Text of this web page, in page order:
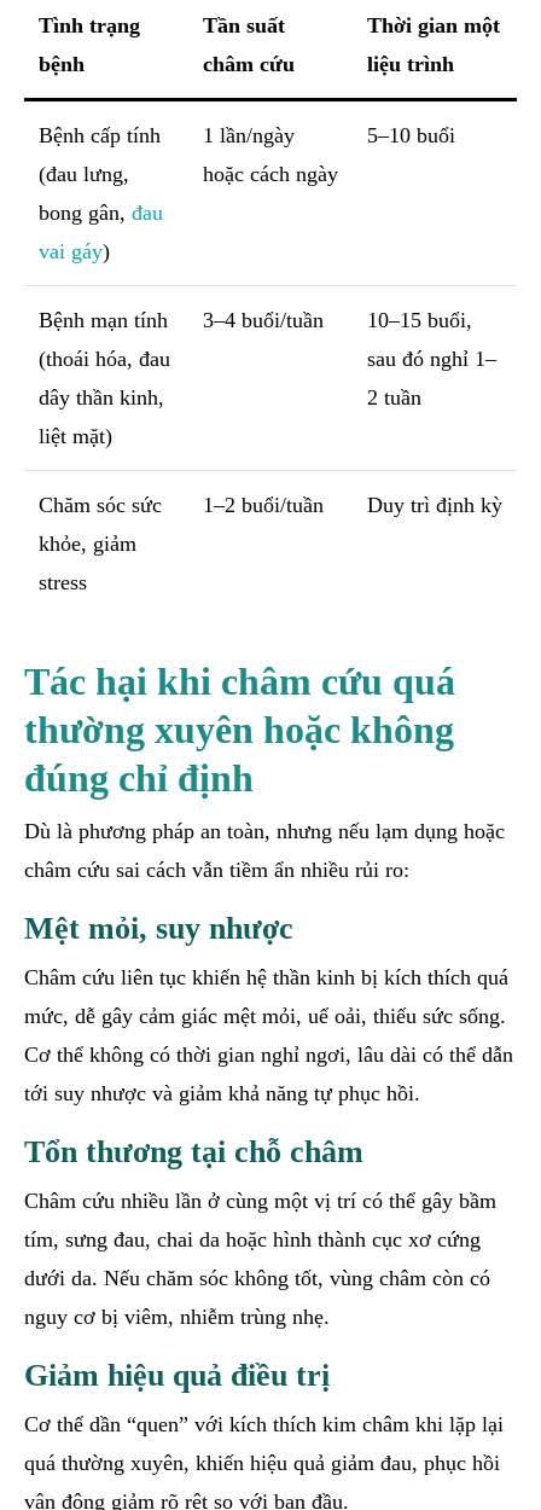
Tình trạng
bệnh
Tần suất
châm cứu
Thời gian một
liệu trình
Bệnh cấp tính
(đau lưng,
bong gân, đau
vai gáy)
1 lần/ngày
hoặc cách ngày
5–10 buổi
Bệnh mạn tính
(thoái hóa, đau
dây thần kinh,
liệt mặt)
3–4 buổi/tuần
10–15 buổi,
sau đó nghỉ 1–
2 tuần
Chăm sóc sức
khỏe, giảm
stress
1–2 buổi/tuần Duy trì định kỳ
Tác hại khi châm cứu quá
thường xuyên hoặc không
đúng chỉ định
Dù là phương pháp an toàn, nhưng nếu lạm dụng hoặc
châm cứu sai cách vẫn tiềm ẩn nhiều rủi ro:
Mệt mỏi, suy nhược
Châm cứu liên tục khiến hệ thần kinh bị kích thích quá
mức, dễ gây cảm giác mệt mỏi, uể oải, thiếu sức sống.
Cơ thể không có thời gian nghỉ ngơi, lâu dài có thể dẫn
tới suy nhược và giảm khả năng tự phục hồi.
Tổn thương tại chỗ châm
Châm cứu nhiều lần ở cùng một vị trí có thể gây bầm
tím, sưng đau, chai da hoặc hình thành cục xơ cứng
dưới da. Nếu chăm sóc không tốt, vùng châm còn có
nguy cơ bị viêm, nhiễm trùng nhẹ.
Giảm hiệu quả điều trị
Cơ thể dần “quen” với kích thích kim châm khi lặp lại
quá thường xuyên, khiến hiệu quả giảm đau, phục hồi
vận động giảm rõ rệt so với ban đầu.